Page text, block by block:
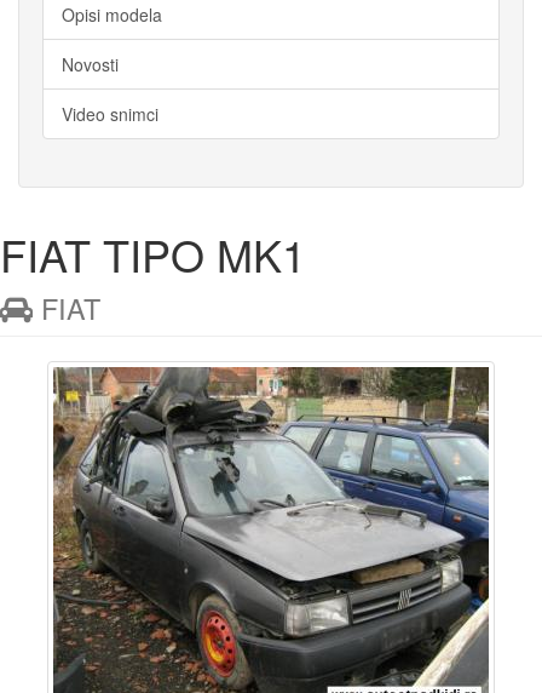
Opisi modela
Novosti
Video snimci
FIAT TIPO MK1
FIAT